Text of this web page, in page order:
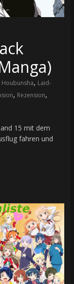
Houbunsha, Laid-
, Rezension,
15 mit dem
fahren und